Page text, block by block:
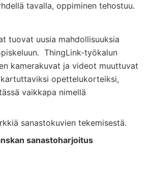
tavalla, oppiminen tehostuu.
tuovat uusia mahdollisuuksia
ThingLink-työkalun
kamerakuvat ja videot muuttuvat
opettelukorteiksi,
vaikkapa nimellä
sanastokuvien tekemisestä.
sanastoharjoitus